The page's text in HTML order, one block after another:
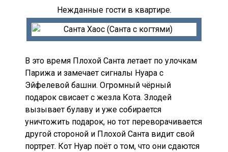
Нежданные гости в квартире.
В это время Плохой Санта летает по улочкам
Парижа и замечает сигналы Нуара с
Эйфелевой башни. Огромный чёрный
подарок свисает с жезла Кота. Злодей
вызывает булаву и уже собирается
уничтожить подарок, но тот переворачивается
другой стороной и Плохой Санта видит свой
портрет. Кот Нуар поёт о том, что они сдаются